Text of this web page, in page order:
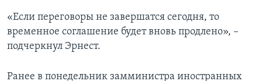
«Если переговоры не завершатся сегодня, то
временное соглашение будет вновь продлено», –
подчеркнул Эрнест.
Ранее в понедельник замминистра иностранных